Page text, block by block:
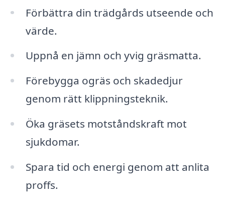
Förbättra din trädgårds utseende och
värde.
Uppnå en jämn och yvig gräsmatta.
Förebygga ogräs och skadedjur
genom rätt klippningsteknik.
Öka gräsets motståndskraft mot
sjukdomar.
Spara tid och energi genom att anlita
proffs.